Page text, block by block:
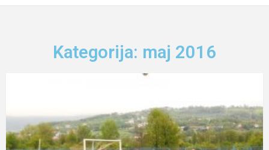
Kategorija: maj 2016